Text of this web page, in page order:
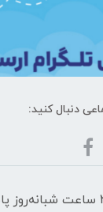
دنبال کنید:
هفت روز هفته ، ۲۴ ساعت